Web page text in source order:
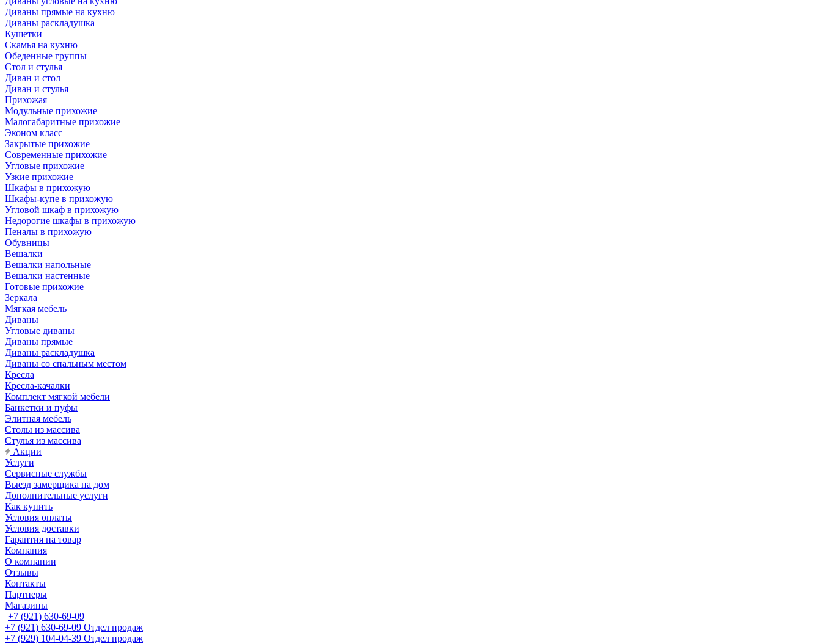
Диваны прямые на кухню
Диваны раскладушка
Кушетки
Скамья на кухню
Обеденные группы
Стол и стулья
Диван и стол
Диван и стулья
Прихожая
Модульные прихожие
Малогабаритные прихожие
Эконом класс
Закрытые прихожие
Современные прихожие
Угловые прихожие
Узкие прихожие
Шкафы в прихожую
Шкафы-купе в прихожую
Угловой шкаф в прихожую
Недорогие шкафы в прихожую
Пеналы в прихожую
Обувницы
Вешалки
Вешалки напольные
Вешалки настенные
Готовые прихожие
Зеркала
Мягкая мебель
Диваны
Угловые диваны
Диваны прямые
Диваны раскладушка
Диваны со спальным местом
Кресла
Кресла-качалки
Комплект мягкой мебели
Банкетки и пуфы
Элитная мебель
Столы из массива
Стулья из массива
Акции
Услуги
Сервисные службы
Выезд замерщика на дом
Дополнительные услуги
Как купить
Условия оплаты
Условия доставки
Гарантия на товар
Компания
О компании
Отзывы
Контакты
Партнеры
Магазины
+7 (921) 630-69-09
+7 (921) 630-69-09 Отдел продаж
+7 (929) 104-04-39 Отдел продаж